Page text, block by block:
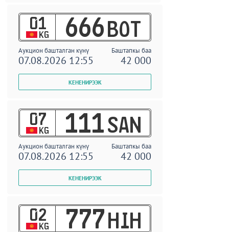
01
KG 666 BOT
Аукцион башталган күнү Баштапкы баа
07.08.2026 12:55 42 000
07
KG 111 SAN
Аукцион башталган күнү Баштапкы баа
07.08.2026 12:55 42 000
02
KG 777 HIH